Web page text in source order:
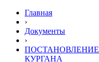
Главная
›
Документы
›
КУРГАНА